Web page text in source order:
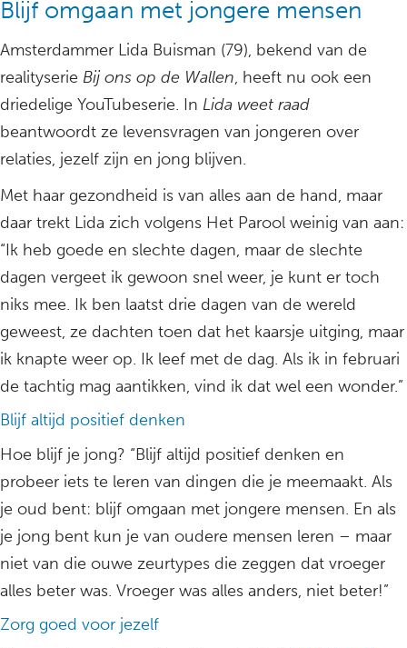
Blijf omgaan met jongere mensen
Amsterdammer Lida Buisman (79), bekend van de
realityserie Bij ons op de Wallen, heeft nu ook een
driedelige YouTubeserie. In Lida weet raad
beantwoordt ze levensvragen van jongeren over
relaties, jezelf zijn en jong blijven.
Met haar gezondheid is van alles aan de hand, maar
daar trekt Lida zich volgens Het Parool weinig van aan:
“Ik heb goede en slechte dagen, maar de slechte
dagen vergeet ik gewoon snel weer, je kunt er toch
niks mee. Ik ben laatst drie dagen van de wereld
geweest, ze dachten toen dat het kaarsje uitging, maar
ik knapte weer op. Ik leef met de dag. Als ik in februari
de tachtig mag aantikken, vind ik dat wel een wonder.”
Blijf altijd positief denken
Hoe blijf je jong? “Blijf altijd positief denken en
probeer iets te leren van dingen die je meemaakt. Als
je oud bent: blijf omgaan met jongere mensen. En als
je jong bent kun je van oudere mensen leren – maar
niet van die ouwe zeurtypes die zeggen dat vroeger
alles beter was. Vroeger was alles anders, niet beter!”
Zorg goed voor jezelf